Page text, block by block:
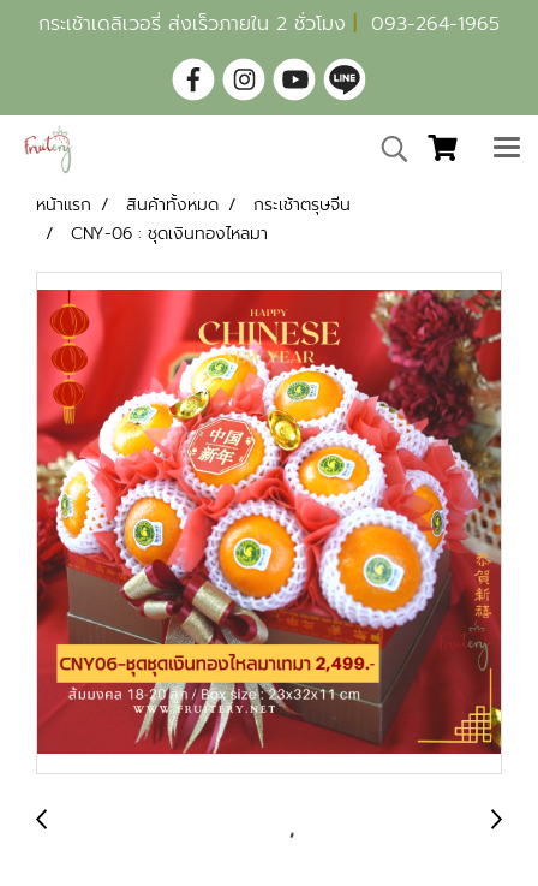
กระเช้าเดลิเวอรี่ ส่งเร็วภายใน 2 ชั่วโมง 093-264-1965
หน้าแรก สินค้าทั้งหมด
กระเช้าตรุษจีน
CNY-06 : ชุดเงินทองไหลมา